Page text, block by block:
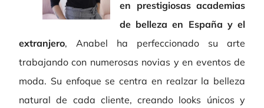
en prestigiosas academias
de belleza en España y el
extranjero, Anabel ha perfeccionado su arte
trabajando con numerosas novias y en eventos de
moda. Su enfoque se centra en realzar la belleza
natural de cada cliente, creando looks únicos y